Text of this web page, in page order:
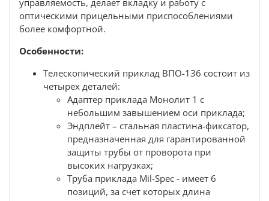
также 3 проушины и 2 петли под паракорд или
карабин;
Агрессивный резиновый протектор на затыльнике
не дает комплекту скользить по плечу во время
ведения огня, но и не цепляется за амуницию.
быструю вкладку.
Обратите внимание!Телескопический приклад
поставляется в разобранном виде!
Совместимость:
Автоматы:
АКМ;
АК-74;
Карабины:
ВПО-133, -136, -209;
оптическими прицельными приспособлениями
более комфортной.
Особенности:
Телескопический приклад ВПО-136 состоит из
четырех деталей:
Адаптер приклада Монолит 1 с
небольшим завышением оси приклада;
Эндплейт – стальная пластина-фиксатор,
предназначенная для гарантированной
защиты трубы от проворота при
высоких нагрузках;
Труба приклада Mil-Spec - имеет 6
позиций, за счет которых длина